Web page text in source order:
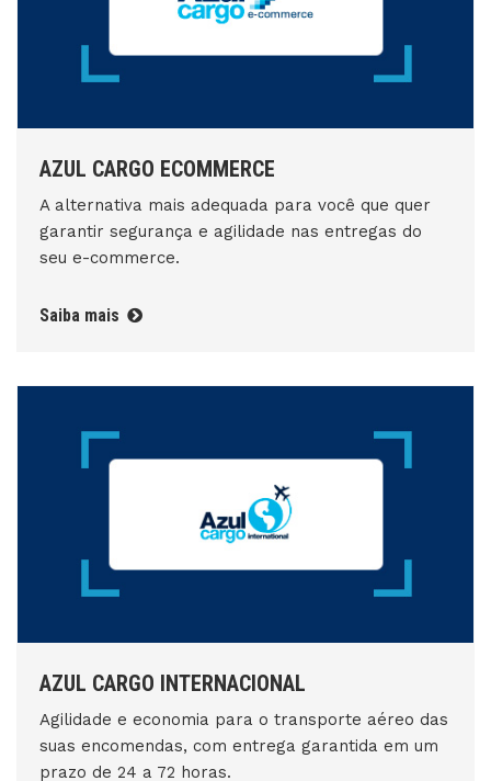
AZUL CARGO ECOMMERCE
A alternativa mais adequada para você que quer
garantir segurança e agilidade nas entregas do
seu e-commerce.
Saiba mais
AZUL CARGO INTERNACIONAL
Agilidade e economia para o transporte aéreo das
suas encomendas, com entrega garantida em um
prazo de 24 a 72 horas.